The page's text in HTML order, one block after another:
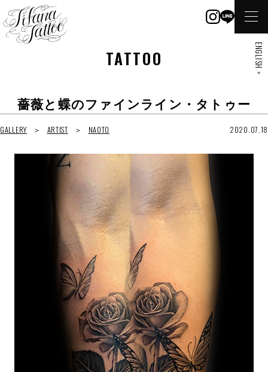
TATTOO
薔薇と蝶のファインライン・タトゥー
GALLERY ARTIST NAOTO 2020.07.18
ENGLISH >